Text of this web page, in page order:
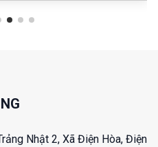
Nhật 2, Xã Điện Hòa, Điện